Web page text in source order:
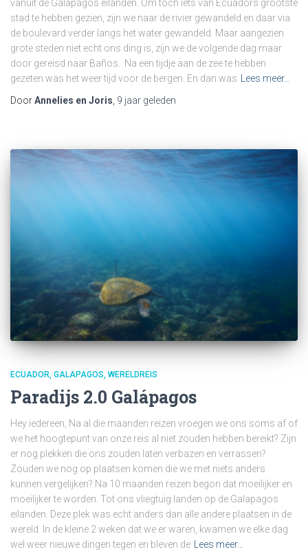
vanuit de Galapagos eilanden. Om toch iets van Ecuadors grootste
stad te hebben gezien, zijn we naar de rivier gewandeld en daar via
de boulevard verder langs het water gewandeld. Maar aangezien
grote steden niet echt ons ding is, zijn we de volgende dag maar
door gereisd naar Baños. Na een tijdje aan de zee te hebben
gezeten was het weer tijd voor de bergen. En dan was
Lees meer…
DoorAnnelies en Joris 9 jaar geleden
ECUADOR GALAPAGOS WERELDREIS
Paradijs 2.0 Galápagos
Hey iedereen, Na al die maanden reizen vroegen we ons soms af of
we het hoogtepunt van onze reis al niet zouden hebben bereikt? Zijn
er nog plekken die ons zouden laten verbazen en verrassen?
Zouden we nog op plaatsen komen die we met niets anders
kunnen vergelijken? Na 10 maanden reizen begon dat moeilijker en
moeilijker te worden. Tot ons vliegtuig landen op de Galapagos
eilanden. Deze plek was echt anders dan alle andere plaatsen in de
wereld. In de kleine 2 weken dat we er waren, kwamen we elke dag
wel weer nieuwe dingen tegen en bleven de
Lees meer…